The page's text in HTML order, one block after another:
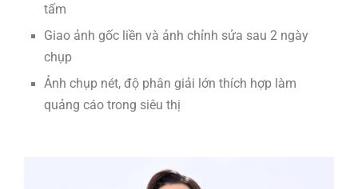
tấm
Giao ảnh gốc liền và ảnh chỉnh sửa sau 2 ngày
chụp
Ảnh chụp nét, độ phân giải lớn thích hợp làm
quảng cáo trong siêu thị